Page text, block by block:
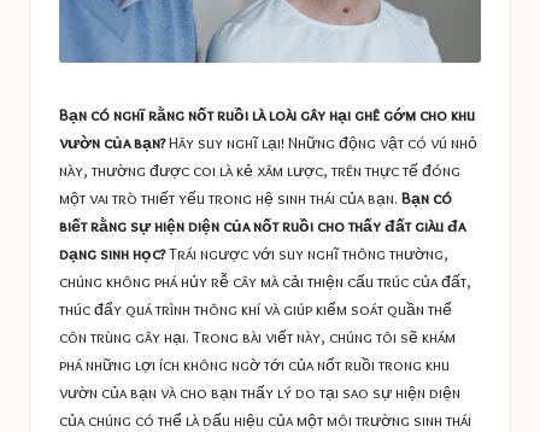
Bạn có nghĩ rằng nốt ruồi là loài gây hại ghê gớm cho khu
vườn của bạn?Hãy suy nghĩ lại! Những động vật có vú nhỏ
này, thường được coi là kẻ xâm lược, trên thực tế đóng
một vai trò thiết yếu trong hệ sinh thái của bạn. Bạn có
biết rằng sự hiện diện của nốt ruồi cho thấy đất giàu đa
dạng sinh học?Trái ngược với suy nghĩ thông thường,
chúng không phá hủy rễ cây mà cải thiện cấu trúc của đất,
thúc đẩy quá trình thông khí và giúp kiểm soát quần thể
côn trùng gây hại. Trong bài viết này, chúng tôi sẽ khám
phá những lợi ích không ngờ tới của nốt ruồi trong khu
vườn của bạn và cho bạn thấy lý do tại sao sự hiện diện
của chúng có thể là dấu hiệu của một môi trường sinh thái